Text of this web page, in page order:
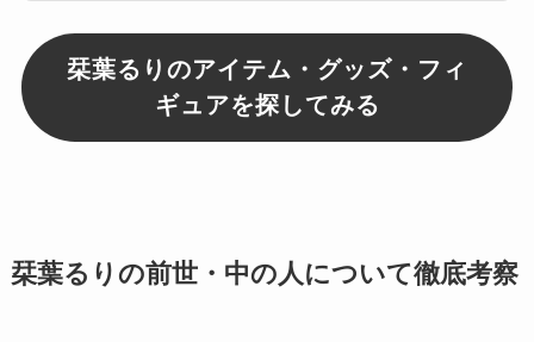
栞葉るりのアイテム・グッズ・フィ
ギュアを探してみる
栞葉るりの前世・中の人について徹底考察